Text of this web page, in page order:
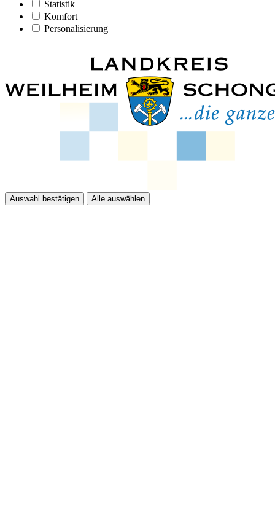
Statistik
Komfort
Personalisierung
Auswahl bestätigen Alle auswählen